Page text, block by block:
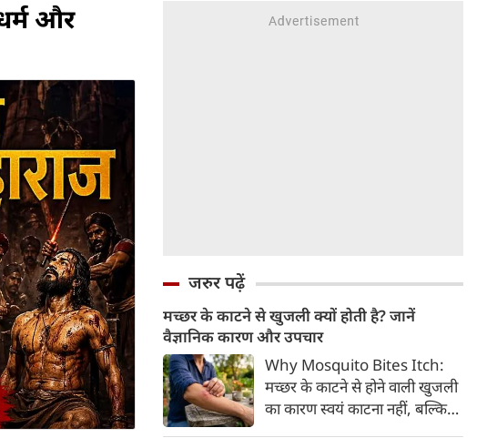
और
जरुर पढ़ें
मच्छर के काटने से खुजली क्यों होती है? जानें
वैज्ञानिक कारण और उपचार
Why Mosquito Bites Itch:
मच्छर के काटने से होने वाली खुजली
का कारण स्वयं काटना नहीं, बल्कि